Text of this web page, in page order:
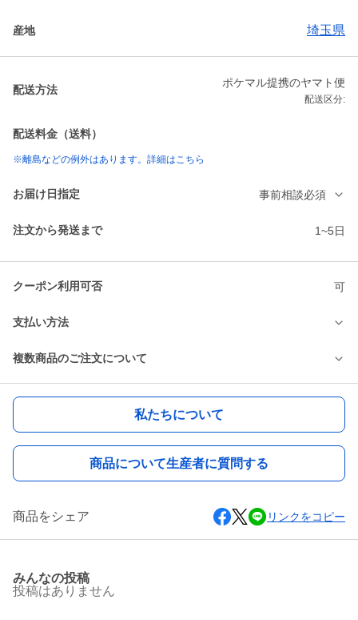
産地 埼玉県
配送方法
ポケマル提携のヤマト便
配送区分:
配送料金（送料）
※離島などの例外はあります。詳細はこちら
お届け日指定 事前相談必須
注文から発送まで 1~5日
クーポン利用可否 可
支払い方法
複数商品のご注文について
私たちについて
商品について生産者に質問する
商品をシェア リンクをコピー
みんなの投稿
投稿はありません